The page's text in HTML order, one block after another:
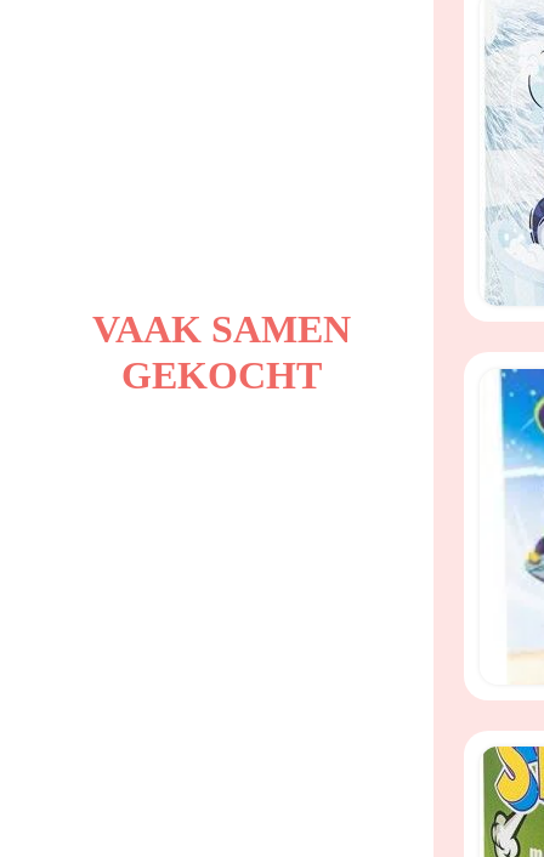
VAAK SAMEN
GEKOCHT
Tubi
Tuban